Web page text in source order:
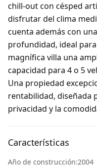
chill-out con césped
disfrutar del clima
cuenta además con
profundidad, ideal
magnífica villa una
capacidad para 4 o 5
Una propiedad
rentabilidad, diseñada
privacidad y la
Características
Año de construcción:2004